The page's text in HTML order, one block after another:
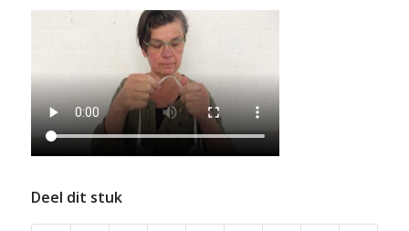
Deel dit stuk